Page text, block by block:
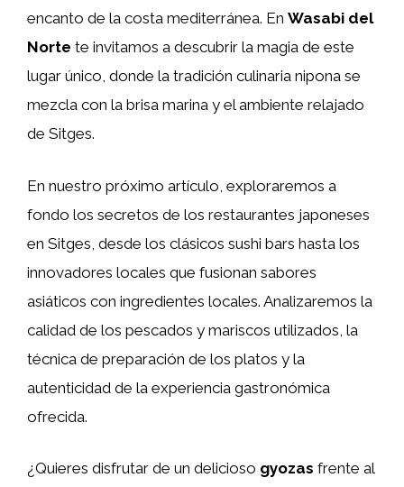
encanto de la costa mediterránea. En Wasabi del
Norte te invitamos a descubrir la magia de este
lugar único, donde la tradición culinaria nipona se
mezcla con la brisa marina y el ambiente relajado
de Sitges.
En nuestro próximo artículo, exploraremos a
fondo los secretos de los restaurantes japoneses
en Sitges, desde los clásicos sushi bars hasta los
innovadores locales que fusionan sabores
asiáticos con ingredientes locales. Analizaremos la
calidad de los pescados y mariscos utilizados, la
técnica de preparación de los platos y la
autenticidad de la experiencia gastronómica
ofrecida.
¿Quieres disfrutar de un delicioso gyozas frente al